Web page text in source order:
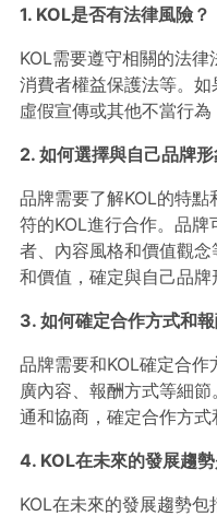
1. KOL是否有法律風險？
KOL需要遵守相關的法律
消費者權益保護法等。
虛假宣傳或其他不當行為
2. 如何選擇與自己品牌
品牌需要了解KOL的特
符的KOL進行合作。品
者、內容風格和價值觀
和價值，確定與自己品牌
3. 如何確定合作方式和報
品牌需要和KOL確定合
廣內容、報酬方式等細
通和協商，確定合作方式
4. KOL在未來的發展趨
KOL在未來的發展趨勢